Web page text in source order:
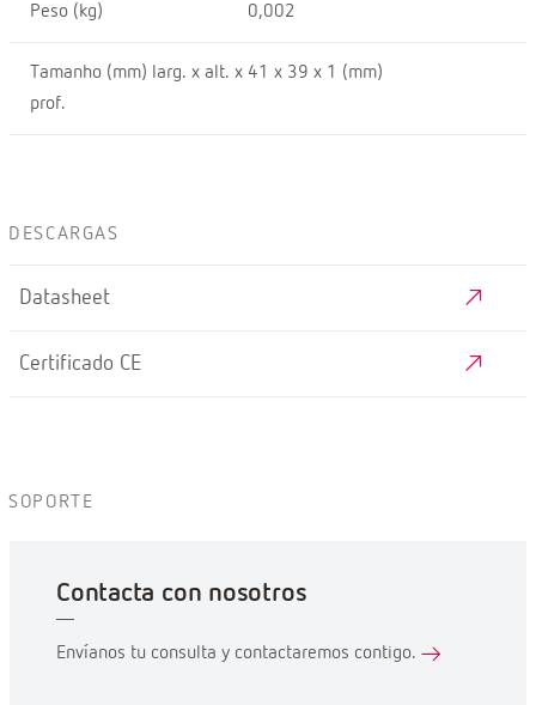
Peso (kg) 0,002
Tamanho (mm) larg. x alt. x
prof.
41 x 39 x 1 (mm)
DESCARGAS
Datasheet
Certificado CE
SOPORTE
Contacta con nosotros
Envíanos tu consulta y contactaremos contigo.